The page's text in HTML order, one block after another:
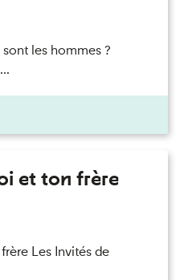
les hommes ?
et ton frère
Les Invités de